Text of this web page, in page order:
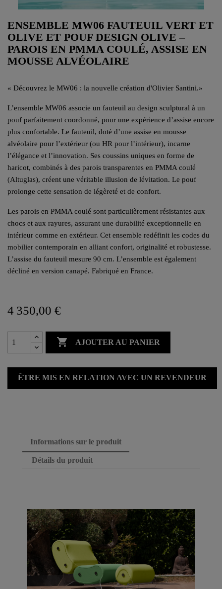
ENSEMBLE MW06 FAUTEUIL VERT ET
OLIVE ET POUF DESIGN OLIVE –
PAROIS EN PMMA COULÉ, ASSISE EN
MOUSSE ALVÉOLAIRE
« Découvrez le MW06 : la nouvelle création d'Olivier Santini.»
L’ensemble MW06 associe un fauteuil au design sculptural à un
pouf parfaitement coordonné, pour une expérience d’assise encore
plus confortable. Le fauteuil, doté d’une assise en mousse
alvéolaire pour l’extérieur (ou HR pour l’intérieur), incarne
l’élégance et l’innovation. Ses coussins uniques en forme de
haricot, combinés à des parois transparentes en PMMA coulé
(Altuglas), créent une véritable illusion de lévitation. Le pouf
prolonge cette sensation de légèreté et de confort.
Les parois en PMMA coulé sont particulièrement résistantes aux
chocs et aux rayures, assurant une durabilité exceptionnelle en
intérieur comme en extérieur. Cet ensemble redéfinit les codes du
mobilier contemporain en alliant confort, originalité et robustesse.
L’assise du fauteuil mesure 90 cm. L’ensemble est également
décliné en version canapé. Fabriqué en France.
4 350,00 €
 AJOUTER AU PANIER
ÊTRE MIS EN RELATION AVEC UN REVENDEUR
Informations sur le produit
Détails du produit